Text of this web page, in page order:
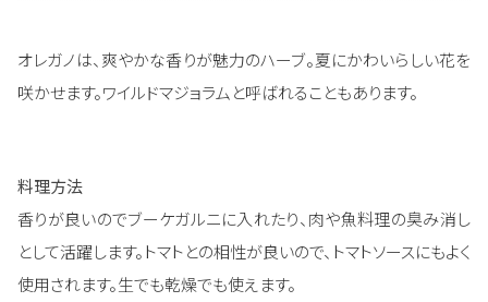
オレガノは、爽やかな香りが魅力のハーブ。夏にかわいらしい花を
咲かせます。ワイルドマジョラムと呼ばれることもあります。
料理方法
香りが良いのでブーケガルニに入れたり、肉や魚料理の臭み消し
として活躍します。トマトとの相性が良いので、トマトソースにもよく
使用されます。生でも乾燥でも使えます。